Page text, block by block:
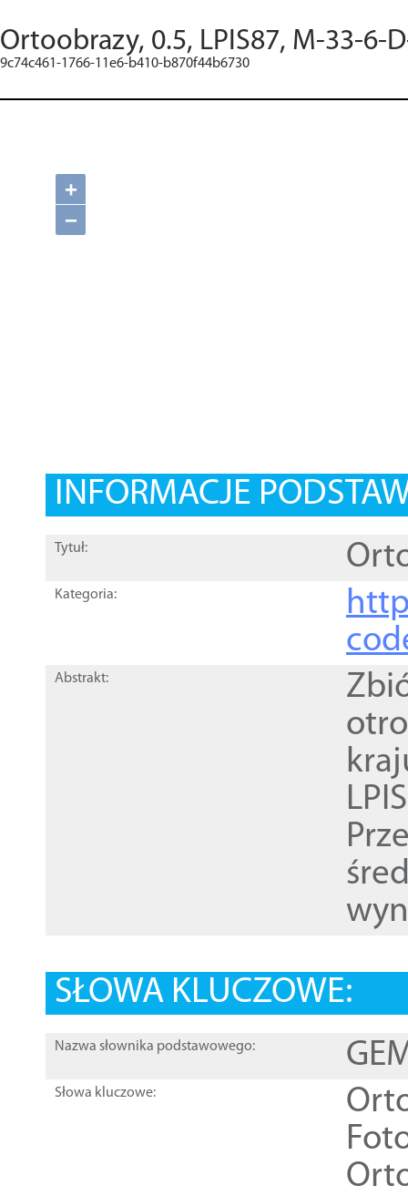
Ortoobrazy, 0.5, LPIS87, M-33-6-
9c74c461-1766-11e6-b410-b870f44b6730
+
−
INFORMACJE
Tytuł:
Kategoria:
Abstrakt:
SŁOWA KLUCZOWE:
Nazwa słownika podstawowego:
Słowa kluczowe: